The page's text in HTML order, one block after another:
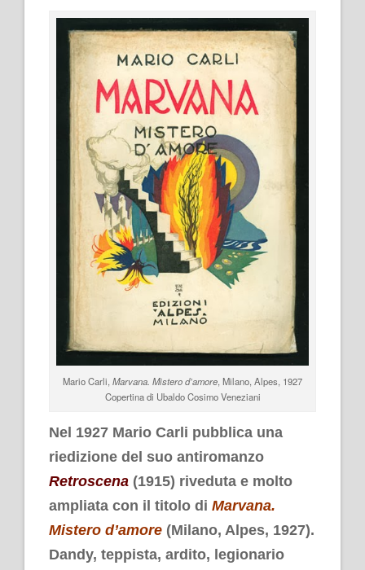
Mario Carli, Marvana. Mistero d’amore, Milano, Alpes, 1927
Copertina di Ubaldo Cosimo Veneziani
Nel 1927 Mario Carli pubblica una
riedizione del suo antiromanzo
Retroscena (1915) riveduta e molto
ampliata con il titolo di Marvana.
Mistero d’amore (Milano, Alpes, 1927).
Dandy, teppista, ardito, legionario